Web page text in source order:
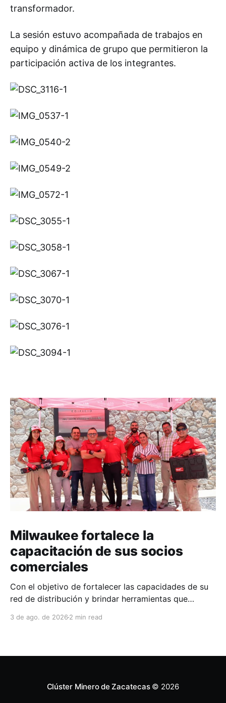
transformador.
La sesión estuvo acompañada de trabajos en
equipo y dinámica de grupo que permitieron la
participación activa de los integrantes.
Milwaukee fortalece la
capacitación de sus socios
comerciales
Con el objetivo de fortalecer las capacidades de su
red de distribución y brindar herramientas que
técnico, Milwaukee llevó a cabo una capacitación
3 de ago. de 2026 2 min read
Clúster Minero de Zacatecas© 2026